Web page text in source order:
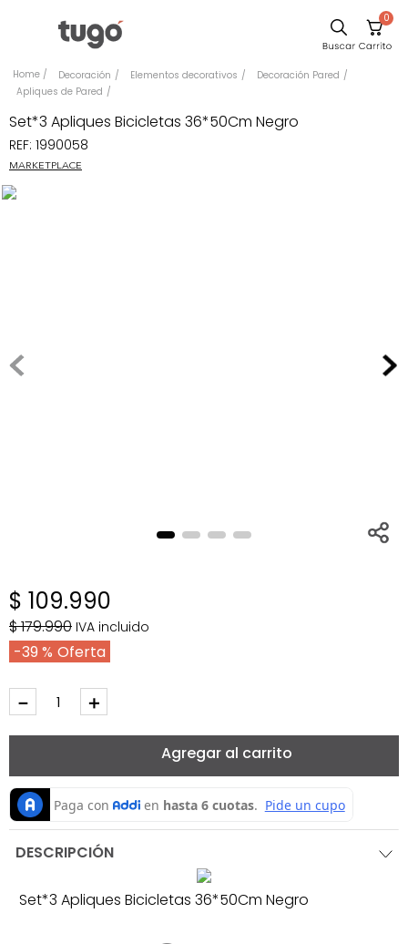
0
Decoración Elementos decorativos
Decoración Pared
Apliques de Pared
Set*3 Apliques Bicicletas 36*50Cm Negro
REF: 1990058
MARKETPLACE
$ 109.990
$179.990 IVA incluido
39 %
＋
－
Agregar al carrito
DESCRIPCIÓN
Set*3 Apliques Bicicletas 36*50Cm Negro
Comedor
Silla
Escritorio